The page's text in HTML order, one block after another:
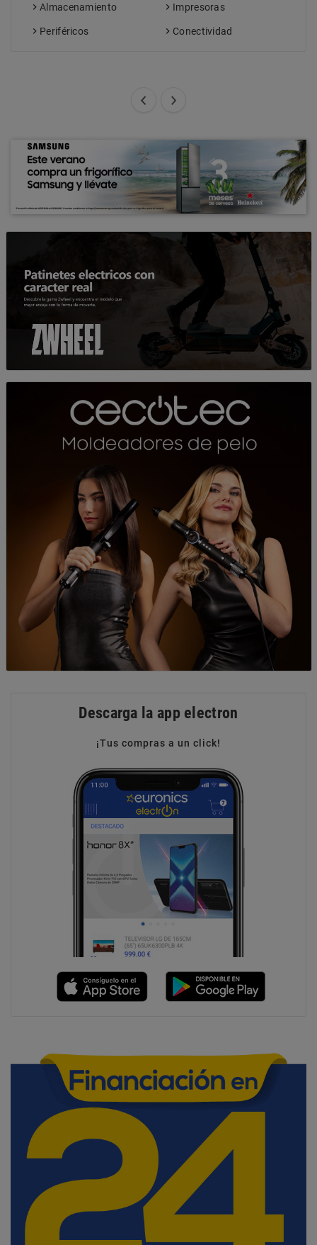
Almacenamiento Impresoras
Periféricos Conectividad
Descarga la app electron
¡Tus compras a un click!